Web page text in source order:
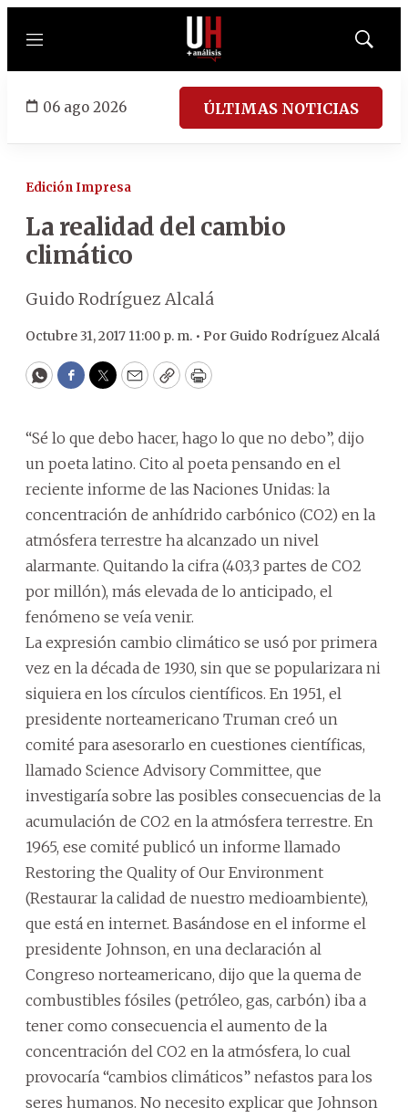
Menú
Mostrar
06 ago 2026 ÚLTIMAS NOTICIAS
Edición Impresa
La realidad del cambio
climático
Guido Rodríguez Alcalá
Octubre 31, 2017 11:00 p. m. • Por Guido Rodríguez Alcalá
WhatsApp
Facebook
Twitter
EmailCopyPrint
“Sé lo que debo hacer, hago lo que no debo”, dijo
un poeta latino. Cito al poeta pensando en el
reciente informe de las Naciones Unidas: la
concentración de anhídrido carbónico (CO2) en la
atmósfera terrestre ha alcanzado un nivel
alarmante. Quitando la cifra (403,3 partes de CO2
por millón), más elevada de lo anticipado, el
fenómeno se veía venir.
La expresión cambio climático se usó por primera
vez en la década de 1930, sin que se popularizara ni
siquiera en los círculos científicos. En 1951, el
presidente norteamericano Truman creó un
comité para asesorarlo en cuestiones científicas,
llamado Science Advisory Committee, que
investigaría sobre las posibles consecuencias de la
acumulación de CO2 en la atmósfera terrestre. En
1965, ese comité publicó un informe llamado
Restoring the Quality of Our Environment
(Restaurar la calidad de nuestro medioambiente),
que está en internet. Basándose en el informe el
presidente Johnson, en una declaración al
Congreso norteamericano, dijo que la quema de
combustibles fósiles (petróleo, gas, carbón) iba a
tener como consecuencia el aumento de la
concentración del CO2 en la atmósfera, lo cual
provocaría “cambios climáticos” nefastos para los
seres humanos. No necesito explicar que Johnson